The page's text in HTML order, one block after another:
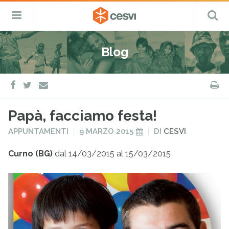
Salta
al
contenuto
CESVI
Fondazione
–
ETS
Cooperazione,
Emergenza
e
Sviluppo
Menu
Blog
facebook
twitter
e-
mail
Papà, facciamo festa!
PUBBLICATO
APPUNTAMENTI
PUBBLICATO
IL
9 MARZO 2015 DI CESVI
Curno (BG) dal 14/03/2015 al 15/03/2015